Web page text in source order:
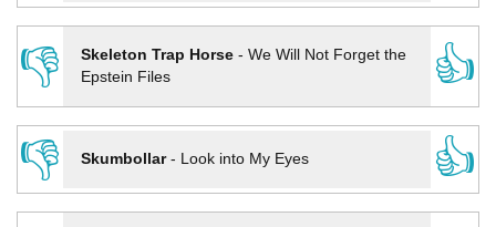
👎
Skeleton Trap Horse- We Will Not Forget the
Epstein Files
👍
👎
Skumbollar- Look into My Eyes
👍